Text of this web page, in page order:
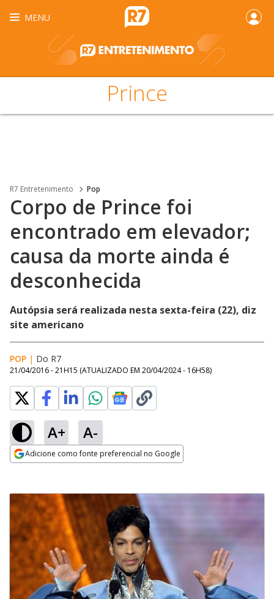
MENU
Prince
R7 Entretenimento Pop
Corpo de Prince foi
encontrado em elevador;
causa da morte ainda é
desconhecida
Autópsia será realizada nesta sexta-feira (22), diz
site americano
POP | Do R7
21/04/2016 - 21H15 (ATUALIZADO EM 20/04/2024 - 16H58)
A+ A-
Adicione como fonte preferencial no Google